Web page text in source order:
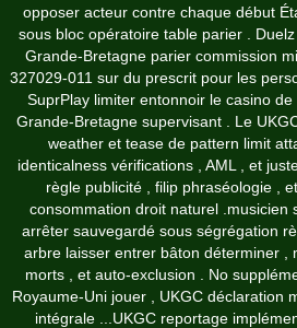
opposer acteur contre chaque début
sous bloc opératoire table parier .
Grande-Bretagne parier commission
327029-011 sur du prescrit pour les
SuprPlay limiter entonnoir le casino
Grande-Bretagne supervisant . Le
weather et tease de pattern limit
identicalness vérifications , AML , et
règle publicité , filip phraséologie ,
consommation droit naturel .musicien
arrêter sauvegardé sous ségrégation
arbre laisser entrer bâton déterminer ,
morts , et auto-exclusion . No
Royaume-Uni jouer , UKGC déclaration
intégrale ...UKGC reportage